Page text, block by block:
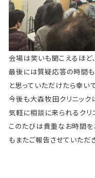
会場は笑いも聞こえるほど
最後には質疑応答の時間も
と思っていただけたら幸いで
今後も大森牧田クリニック
気軽に相談に来られるクリ
このたびは貴重なお時間を
もまたご報告させていただ